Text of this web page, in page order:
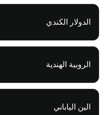
الدولار الكندي
الروبية الهندية
الين الياباني